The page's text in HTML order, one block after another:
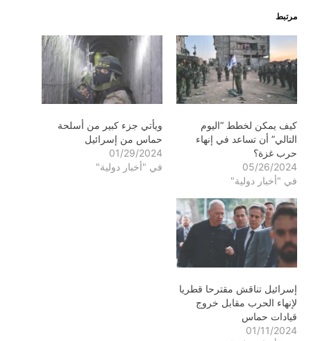
مرتبط
كيف يمكن لخطط “اليوم
التالي” أن تساعد في إنهاء
حرب غزة؟
05/26/2024
في "أخبار دولية"
ويأتي جزء كبير من أسلحة
حماس من إسرائيل
01/29/2024
في "أخبار دولية"
إسرائيل تناقش مقترحا قطريا
لإنهاء الحرب مقابل خروج
قيادات حماس
01/11/2024